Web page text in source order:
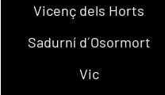
Vicenç dels Horts
Sadurní d´Osormort
Vic